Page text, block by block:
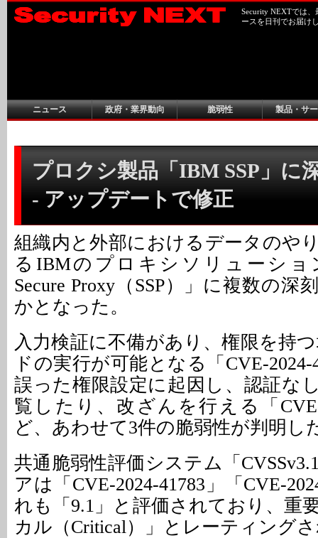
Security NEXTでは
ースを日刊でお届け
ニュース 政府・業界動向 脆弱性 製品・サ
プロクシ製品「IBM SSP」に
- アップデートで修正
組織内と外部におけるデータのや
るIBMのプロキシソリューショ
Secure Proxy（SSP）」に複数の深
かとなった。
入力検証に不備があり、権限を持
ドの実行が可能となる「CVE-
誤った権限設定に起因し、認証な
覧したり、改ざんを行える「
ど、あわせて3件の脆弱性が判明し
共通脆弱性評価システム「
アは「CVE-2024-41783」「CVE-
れも「9.1」と評価されており、重
カル（Critical）」とレーティング